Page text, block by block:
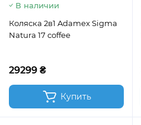
В наличии
Коляска 2в1 Adamex Sigma
Natura 17 coffee
29299 ₴
Купить